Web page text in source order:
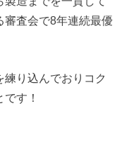
審査会で8年連続最優
り込んでおりコク
す！